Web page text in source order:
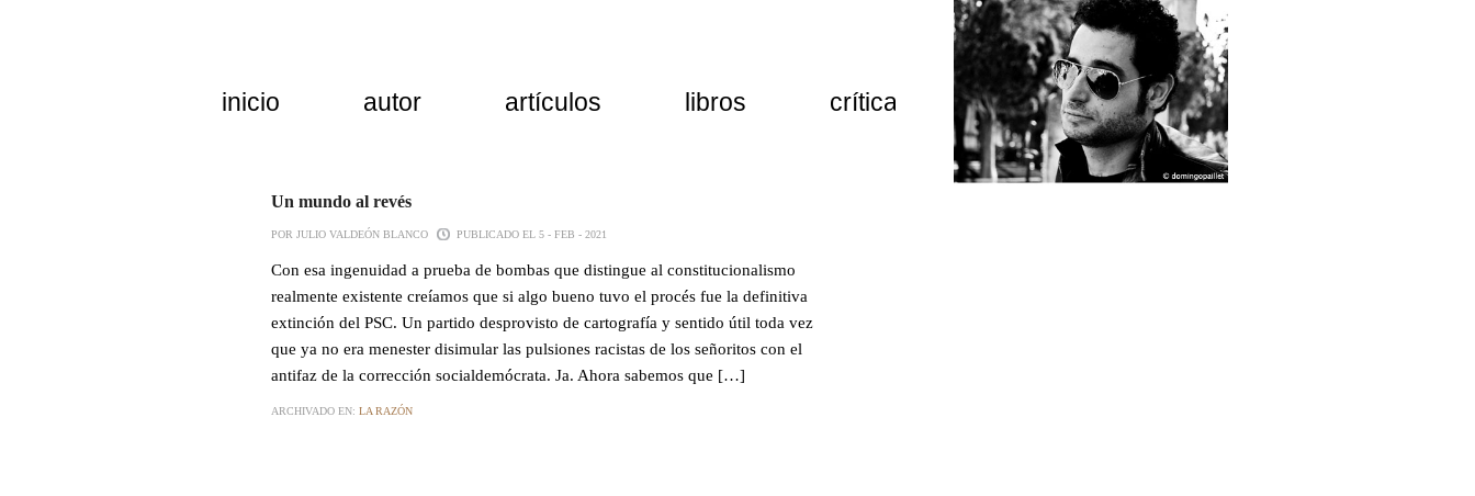
inicio autor artículos libros crítica
Un mundo al revés
POR JULIO VALDEÓN BLANCO PUBLICADO EL 5 - FEB - 2021
Con esa ingenuidad a prueba de bombas que distingue al constitucionalismo
realmente existente creíamos que si algo bueno tuvo el procés fue la definitiva
extinción del PSC. Un partido desprovisto de cartografía y sentido útil toda vez
que ya no era menester disimular las pulsiones racistas de los señoritos con el
antifaz de la corrección socialdemócrata. Ja. Ahora sabemos que […]
ARCHIVADO EN: LA RAZÓN